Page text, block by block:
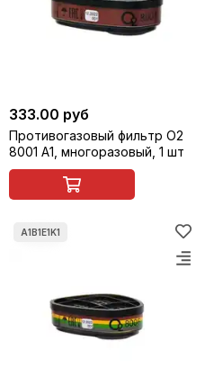
333.00 руб
Противогазовый фильтр О2
8001 A1, многоразовый, 1 шт